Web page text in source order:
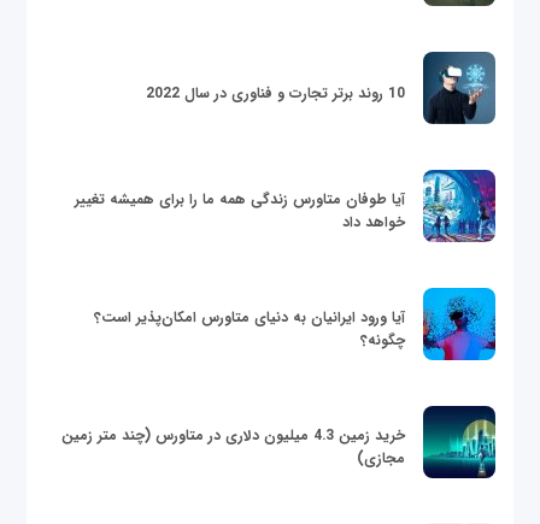
10 روند برتر تجارت و فناوری در سال 2022
آیا طوفان متاورس زندگی همه ما را برای همیشه تغییر
خواهد داد
آیا ورود ایرانیان به دنیای متاورس امکان‌پذیر است؟
چگونه؟
خرید زمین 4.3 میلیون دلاری در متاورس (چند متر زمین
مجازی)